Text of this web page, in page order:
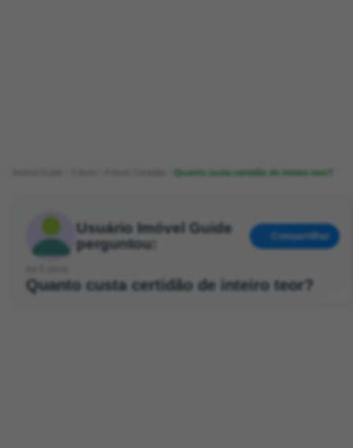
Quanto custa certidão de inteiro teor?
Usuário Imóvel Guide
perguntou:
Compartilhar
Quanto custa certidão de inteiro teor?